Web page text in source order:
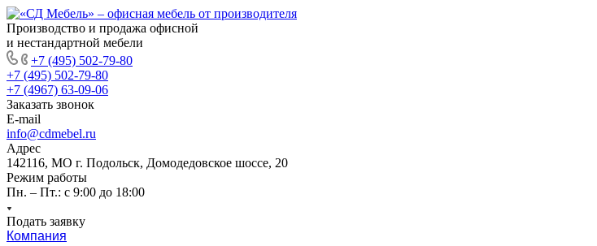
Производство и продажа офисной
и нестандартной мебели
+7 (495) 502-79-80
+7 (495) 502-79-80
+7 (4967) 63-09-06
Заказать звонок
E-mail
info@cdmebel.ru
Адрес
142116, МО г. Подольск, Домодедовское шоссе, 20
Режим работы
Пн. – Пт.: с 9:00 до 18:00
Подать заявку
Компания